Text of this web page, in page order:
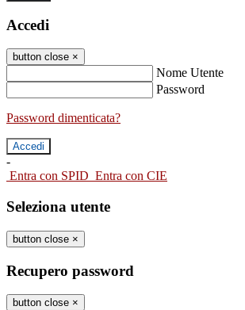
Accedi
button close ×
Nome Utente
Password
Password dimenticata?
-
Entra con SPID Entra con CIE
Seleziona utente
button close ×
Recupero password
button close ×